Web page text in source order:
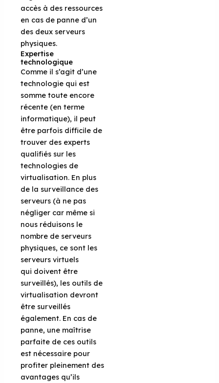
accès à des ressources
en cas de panne d’un
des deux serveurs
physiques.
Expertise
technologique
Comme il s’agit d’une
technologie qui est
somme toute encore
récente (en terme
informatique), il peut
être parfois difficile de
trouver des experts
qualifiés sur les
technologies de
virtualisation. En plus
de la surveillance des
serveurs (à ne pas
négliger car même si
nous réduisons le
nombre de serveurs
physiques, ce sont les
serveurs virtuels
qui doivent être
surveillés), les outils de
virtualisation devront
être surveillés
également. En cas de
panne, une maîtrise
parfaite de ces outils
est nécessaire pour
profiter pleinement des
avantages qu’ils